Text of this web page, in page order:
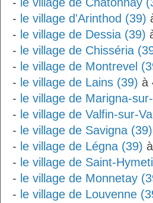
- le village d'Arinthod (39)
- le village de Dessia (39)
- le village de Chisséria
- le village de Montrevel
- le village de Lains (39) à
- le village de Marigna-
- le village de Valfin-sur-
- le village de Savigna (39)
- le village de Légna (39)
- le village de Saint-
- le village de Monnetay
- le village de Louvenne